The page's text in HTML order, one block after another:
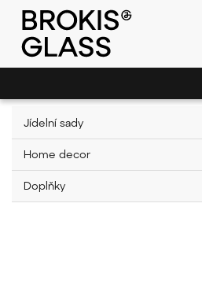
Jídelní sady
Home decor
Doplňky